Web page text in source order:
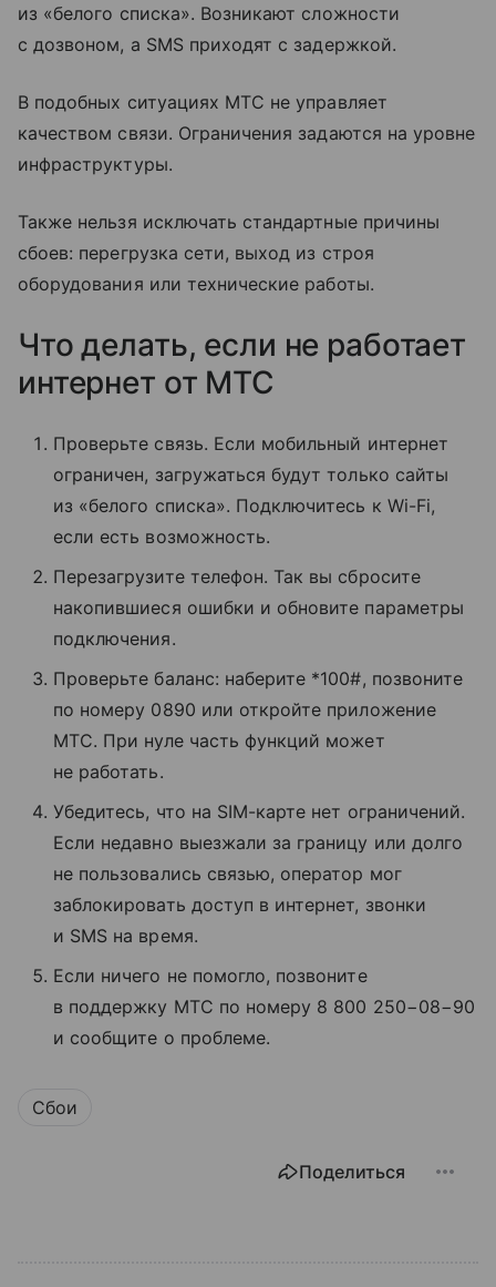
из «белого списка». Возникают сложности
с дозвоном, а SMS приходят с задержкой.
В подобных ситуациях МТС не управляет
качеством связи. Ограничения задаются на уровне
инфраструктуры.
Также нельзя исключать стандартные причины
сбоев: перегрузка сети, выход из строя
оборудования или технические работы.
Что делать, если не работает
интернет от МТС
Проверьте связь. Если мобильный интернет
ограничен, загружаться будут только сайты
из «белого списка». Подключитесь к Wi-Fi,
если есть возможность.
Перезагрузите телефон. Так вы сбросите
накопившиеся ошибки и обновите параметры
подключения.
Проверьте баланс: наберите *100#, позвоните
по номеру 0890 или откройте приложение
МТС. При нуле часть функций может
не работать.
Убедитесь, что на SIM-карте нет ограничений.
Если недавно выезжали за границу или долго
не пользовались связью, оператор мог
заблокировать доступ в интернет, звонки
и SMS на время.
Если ничего не помогло, позвоните
в поддержку МТС по номеру 8 800 250−08−90
и сообщите о проблеме.
Сбои
Поделиться